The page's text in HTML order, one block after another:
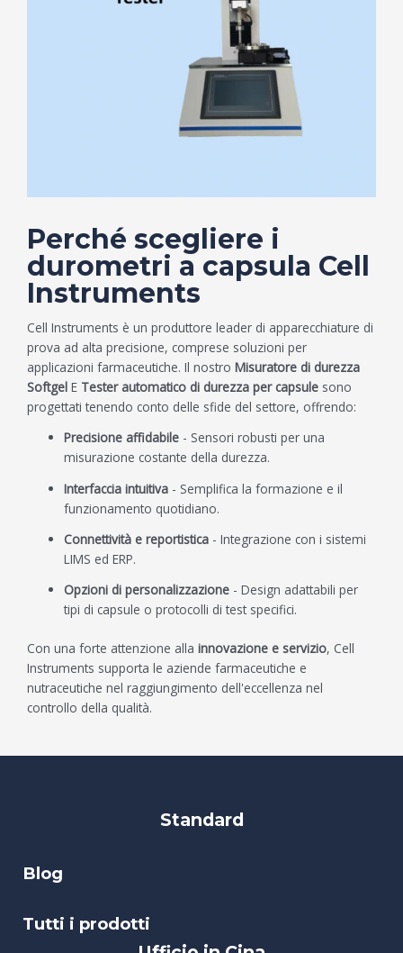
Perché scegliere i
durometri a capsula Cell
Instruments
Cell Instruments è un produttore leader di apparecchiature di
prova ad alta precisione, comprese soluzioni per
applicazioni farmaceutiche. Il nostro Misuratore di durezza
Softgel E Tester automatico di durezza per capsule sono
progettati tenendo conto delle sfide del settore, offrendo:
Precisione affidabile - Sensori robusti per una
misurazione costante della durezza.
Interfaccia intuitiva - Semplifica la formazione e il
funzionamento quotidiano.
Connettività e reportistica - Integrazione con i sistemi
LIMS ed ERP.
Opzioni di personalizzazione - Design adattabili per
tipi di capsule o protocolli di test specifici.
Con una forte attenzione alla innovazione e servizio, Cell
Instruments supporta le aziende farmaceutiche e
nutraceutiche nel raggiungimento dell'eccellenza nel
controllo della qualità.
Standard
Blog
Tutti i prodotti